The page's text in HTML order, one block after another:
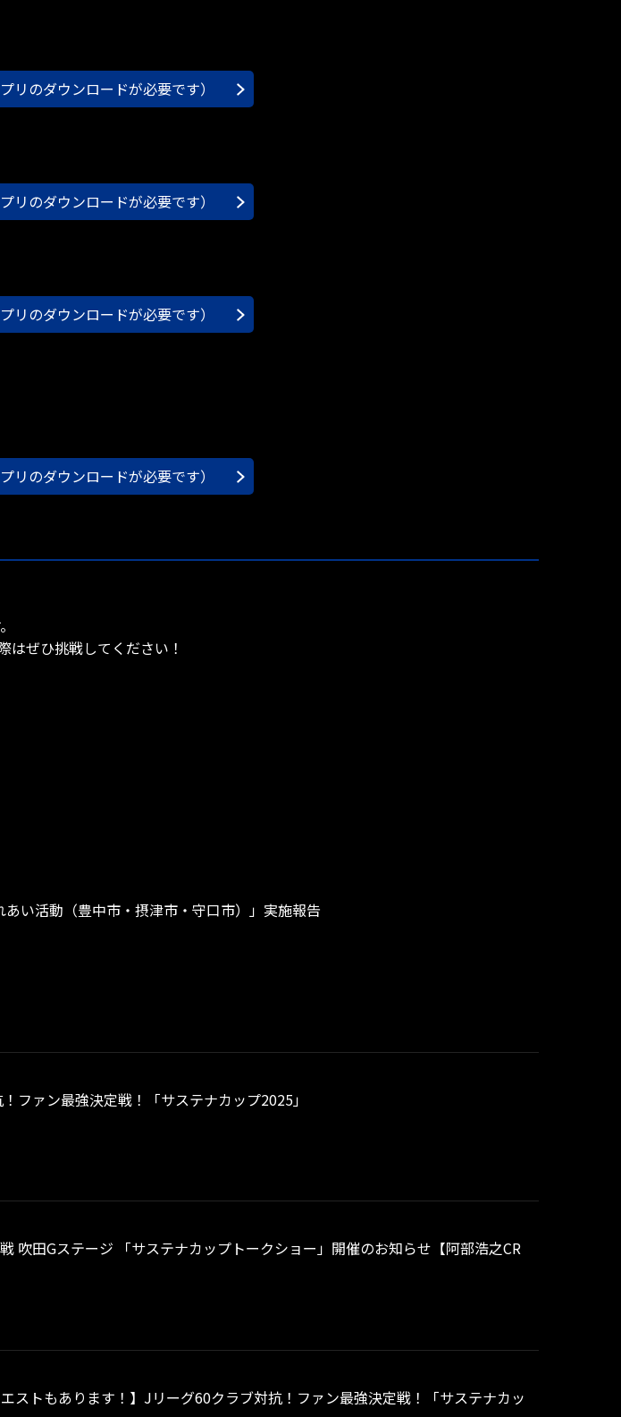
リのダウンロードが必要です）
リのダウンロードが必要です）
リのダウンロードが必要です）
リのダウンロードが必要です）
ぜひ挑戦してください！
い活動（豊中市・摂津市・守口市）」実施報告
ファン最強決定戦！「サステナカップ2025」
吹田Gステージ 「サステナカップトークショー」開催のお知らせ【阿部浩之CR
ストもあります！】Jリーグ60クラブ対抗！ファン最強決定戦！「サステナカッ